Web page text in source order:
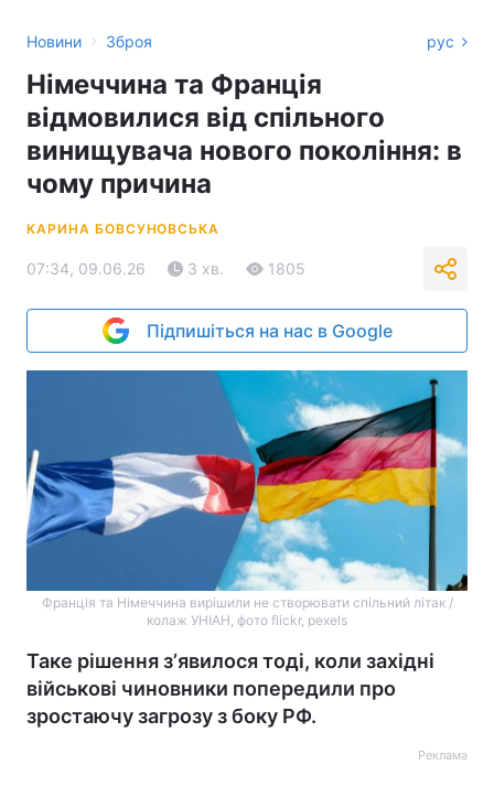
Новини › Зброя рус
Німеччина та Франція
відмовилися від спільного
винищувача нового покоління: в
чому причина
КАРИНА БОВСУНОВСЬКА
07:34, 09.06.26 3 хв. 1805
Підпишіться на нас в Google
Франція та Німеччина вирішили не створювати спільний літак /
колаж УНІАН, фото flickr, pexels
Таке рішення зʼявилося тоді, коли західні
військові чиновники попередили про
зростаючу загрозу з боку РФ.
Реклама